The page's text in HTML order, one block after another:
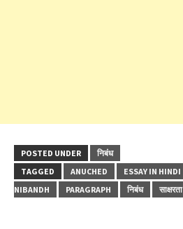
POSTED UNDER
निबंध
TAGGED
ANUCHED ESSAY IN HINDI
NIBANDH
PARAGRAPH निबंध साक्षरता